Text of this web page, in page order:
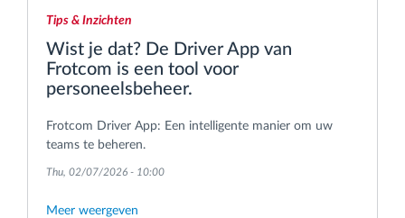
Tips & Inzichten
Wist je dat? De Driver App van
Frotcom is een tool voor
personeelsbeheer.
Frotcom Driver App: Een intelligente manier om uw
teams te beheren.
Thu, 02/07/2026 - 10:00
Meer weergeven